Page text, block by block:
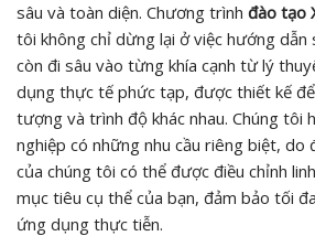
sâu và toàn diện. Chương trình đào tạo
tôi không chỉ dừng lại ở việc hướng
còn đi sâu vào từng khía cạnh từ lý
dụng thực tế phức tạp, được thiết kế
tượng và trình độ khác nhau. Chúng tôi
nghiệp có những nhu cầu riêng biệt, do
của chúng tôi có thể được điều chỉnh
mục tiêu cụ thể của bạn, đảm bảo tối
ứng dụng thực tiễn.